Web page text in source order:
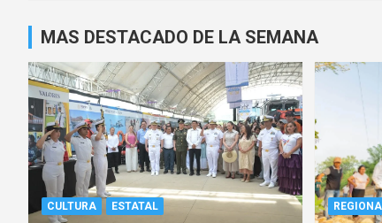
MAS DESTACADO DE LA SEMANA
CULTURA ESTATAL